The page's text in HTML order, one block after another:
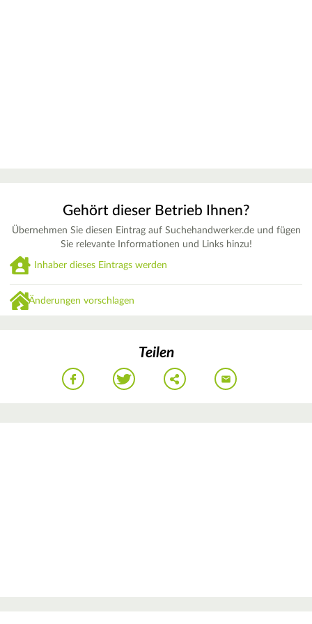
Gehört dieser Betrieb Ihnen?
Übernehmen Sie diesen Eintrag auf Suchehandwerker.de und fügen
Sie relevante Informationen und Links hinzu!
Inhaber dieses Eintrags werden
Änderungen vorschlagen
Teilen